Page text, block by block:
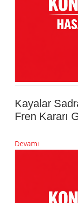
Kayalar
Fren Kararı
Devamı